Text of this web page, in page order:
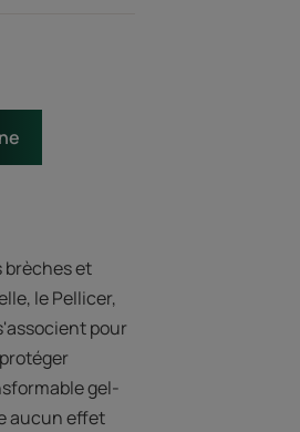
brèches et
le Pellicer,
pour
gel-
aucun effet